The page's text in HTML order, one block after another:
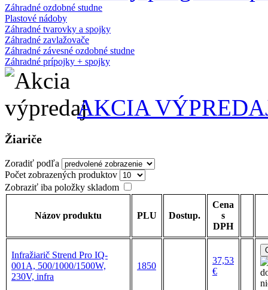
Záhradné ozdobné studne
Plastové nádoby
Záhradné tvarovky a spojky
Záhradné zavlažovače
Záhradné závesné ozdobné studne
Záhradné prípojky + spojky
AKCIA
Žiariče
Zoradiť podľa
Počet zobrazených produktov
Zobraziť iba položky skladom
Názov produktu PLU Dostup.
Cena
s
DPH
Infražiarič Strend Pro IQ-
001A, 500/1000/1500W,
230V, infra
1850
37,53
€